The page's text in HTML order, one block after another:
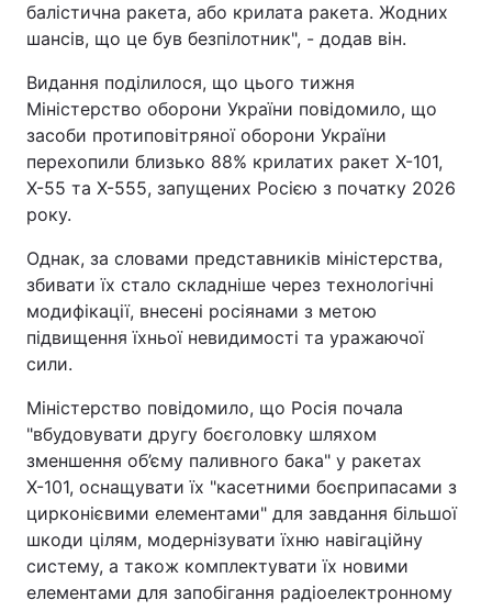
балістична ракета, або крилата ракета. Жодних
шансів, що це був безпілотник", - додав він.
Видання поділилося, що цього тижня
Міністерство оборони України повідомило, що
засоби протиповітряної оборони України
перехопили близько 88% крилатих ракет Х-101,
Х-55 та Х-555, запущених Росією з початку 2026
року.
Однак, за словами представників міністерства,
збивати їх стало складніше через технологічні
модифікації, внесені росіянами з метою
підвищення їхньої невидимості та уражаючої
сили.
Міністерство повідомило, що Росія почала
"вбудовувати другу боєголовку шляхом
зменшення об’єму паливного бака" у ракетах
Х-101, оснащувати їх "касетними боєприпасами з
цирконієвими елементами" для завдання більшої
шкоди цілям, модернізувати їхню навігаційну
систему, а також комплектувати їх новими
елементами для запобігання радіоелектронному